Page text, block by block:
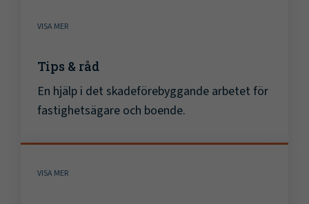
VISA MER
Tips & råd
En hjälp i det skadeförebyggande arbetet för
fastighetsägare och boende.
VISA MER